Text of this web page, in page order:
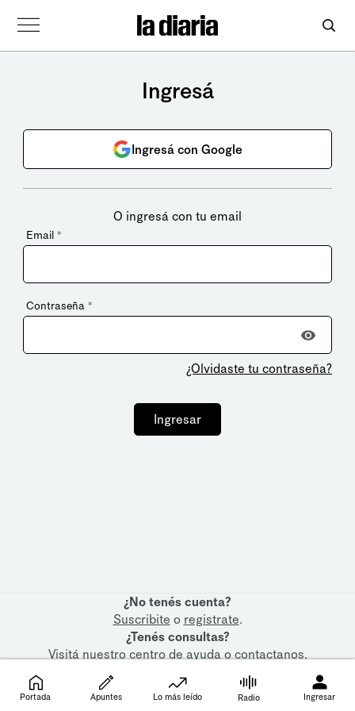
Ingresá
Ingresá con Google
O ingresá con tu email
Email *
Contraseña *
¿Olvidaste tu contraseña?
Ingresar
¿No tenés cuenta?
Suscribite o registrate.
¿Tenés consultas?
Visitá nuestrocentro de ayudaocontactanos.
Portada Apuntes Lo más leído Radio Ingresar